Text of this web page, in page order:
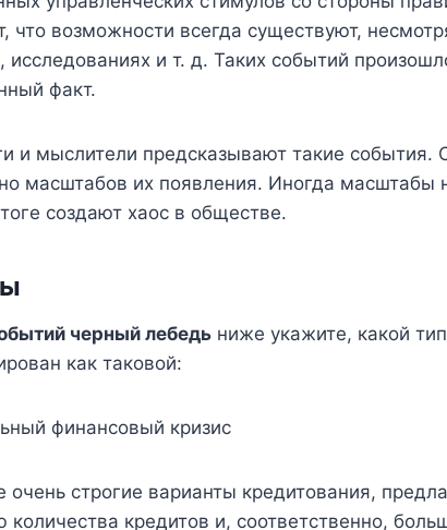
что возможности всегда существуют,
исследованиях и т. д. Таких событий
факт.
и мыслители предсказывают такие
масштабов их появления. Иногда масштабы
создают хаос в обществе.
черный лебедь ниже укажите, какой
как таковой:
финансовый кризис
очень строгие варианты кредитования,
количества кредитов и, соответственно,